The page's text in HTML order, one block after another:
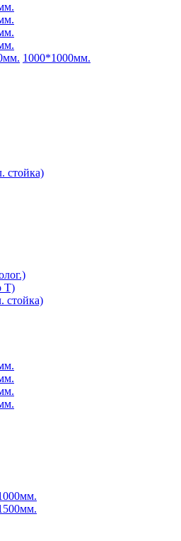
1000*1000мм.
стойка)
Т)
стойка)